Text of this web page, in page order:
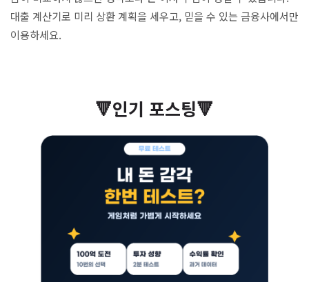
보세요.
소액 대출은 급전이 필요할 때 유용한 수단이지만, 금리와 조건을 꼼
꼼히 비교하지 않으면 생각보다 큰 이자 부담이 생길 수 있습니다.
대출 계산기로 미리 상환 계획을 세우고, 믿을 수 있는 금융사에서만
🔻인기 포스팅🔻